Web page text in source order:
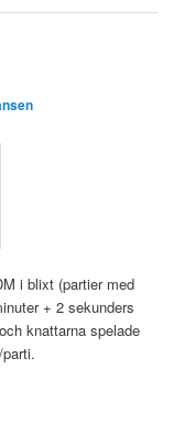
i blixt (partier med
+ 2 sekunders
knattarna spelade